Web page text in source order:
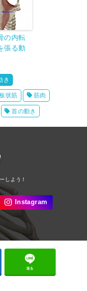
の内転
張る動
き
状筋 筋肉
首の動き
送る